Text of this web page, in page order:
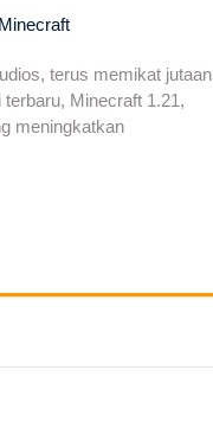
Minecraft
terus memikat jutaan
Minecraft 1.21,
meningkatkan